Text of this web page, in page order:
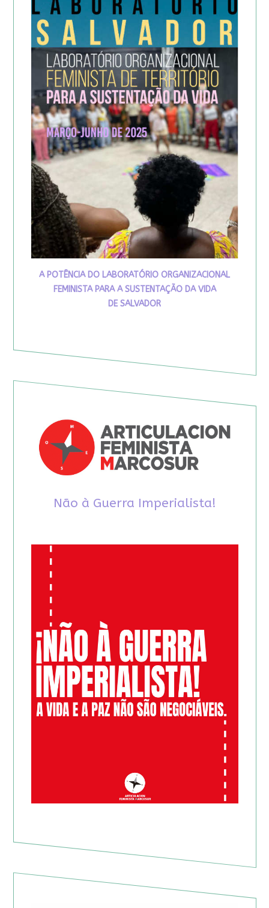
A POTÊNCIA DO LABORATÓRIO ORGANIZACIONAL
FEMINISTA PARA A SUSTENTAÇÃO DA VIDA
DE SALVADOR
Não à Guerra Imperialista!